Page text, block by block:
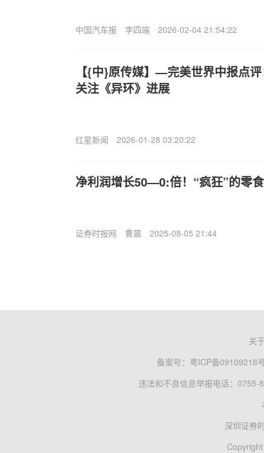
中国汽车报 李四端 2026-02-04 21:54:22
【{中}原传媒】—完美世界中报点
关注《异环》进展
红星新闻 2026-01-28 03:20:22
净利润增长50—0:倍！“疯狂”的零
证券时报网 曹晨 2025-08-05 21:44
关
备案号： 粤ICP备09109218
违法和不良信息举报电话：0755-
深圳证券